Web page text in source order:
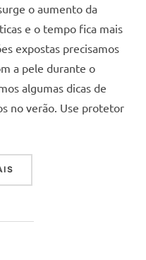
o aumento da
e o tempo fica mais
expostas precisamos
a pele durante o
algumas dicas de
no verão. Use protetor
“CUIDADOS COM A PELE